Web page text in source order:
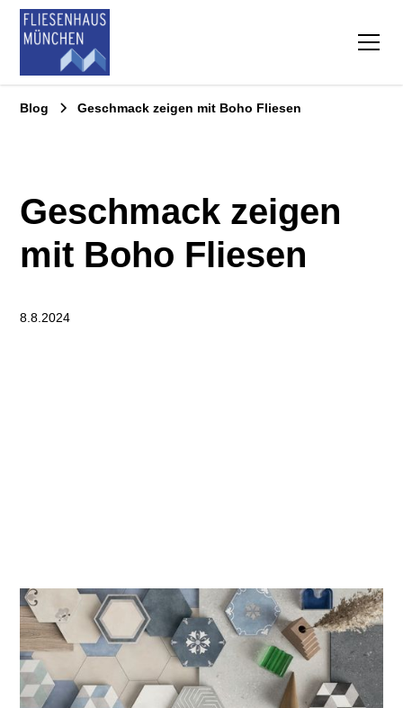
Blog Geschmack zeigen mit Boho Fliesen
Geschmack zeigen
mit Boho Fliesen
8.8.2024